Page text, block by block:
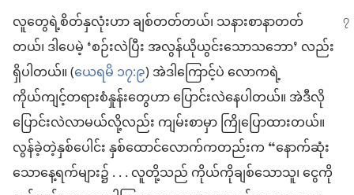
လူတွေရဲ့စိတ်နှလုံးဟာ ချစ်တတ်တယ်၊ သနားစာနာတတ်
တယ်၊ ဒါပေမဲ့ ‘စဉ်းလဲပြီး အလွန်ယိုယွင်းသောသဘော’ လည်း
ရှိပါတယ်။ (ယေရမိ ၁၇:၉) အဲဒါကြောင့်ပဲ လောကရဲ့
ကိုယ်ကျင့်တရားစံနှုန်းတွေဟာ ပြောင်းလဲနေပါတယ်။ အဲဒီလို
ပြောင်းလဲလာမယ်လို့လည်း ကျမ်းစာမှာ ကြိုပြောထားတယ်။
လွန်ခဲ့တဲ့နှစ်ပေါင်း နှစ်ထောင်လောက်ကတည်းက “နောက်ဆုံး
သောနေ့ရက်များ၌ . . . လူတို့သည် ကိုယ်ကိုချစ်သောသူ၊ ငွေကို